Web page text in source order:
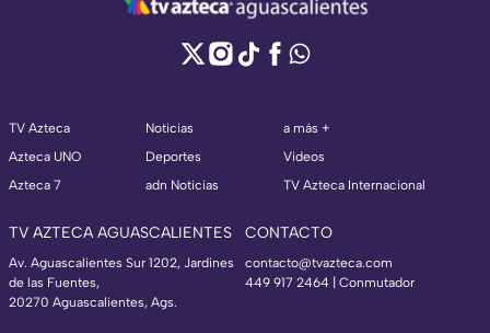
TV Azteca
Azteca UNO
Azteca 7
Noticias
Deportes
adn Noticias
a más +
Videos
TV Azteca Internacional
TV AZTECA AGUASCALIENTES
Av. Aguascalientes Sur 1202, Jardines
de las Fuentes,
20270 Aguascalientes, Ags.
CONTACTO
contacto@tvazteca.com
449 917 2464 | Conmutador